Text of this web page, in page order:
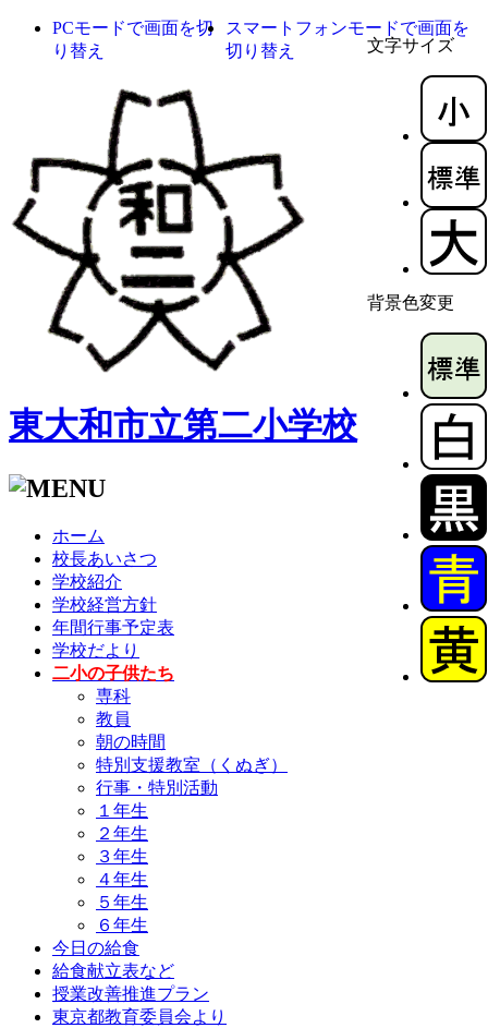
文字サイズ
背景色変更
PCモードで画面を切
り替え
スマートフォンモードで画面を
切り替え
東大和市立第二小学校
ホーム
校長あいさつ
学校紹介
学校経営方針
年間行事予定表
学校だより
二小の子供たち
専科
教員
朝の時間
特別支援教室（くぬぎ）
行事・特別活動
１年生
２年生
３年生
４年生
５年生
６年生
今日の給食
給食献立表など
授業改善推進プラン
東京都教育委員会より